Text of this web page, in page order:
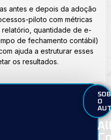
antes e depois da adoção
piloto com métricas
quantidade de e-
de fechamento contábil)
ajuda a estruturar esses
os resultados.
O